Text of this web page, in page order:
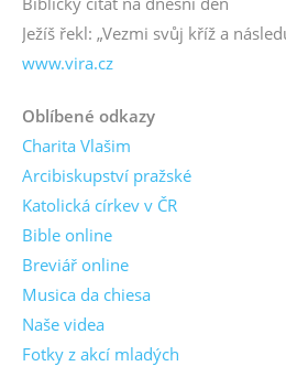
Ježíš řekl: „Vezmi svůj kříž a
www.vira.cz
Oblíbené odkazy
Charita Vlašim
Arcibiskupství pražské
Katolická církev v ČR
Bible online
Breviář online
Musica da chiesa
Naše videa
Fotky z akcí mladých